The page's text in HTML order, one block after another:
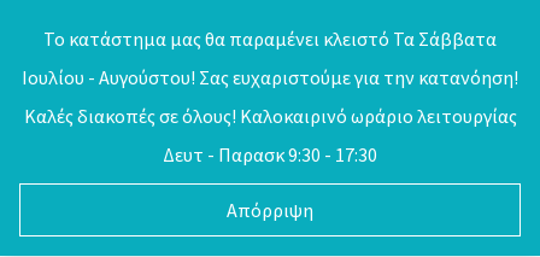
Το κατάστημα μας θα παραμένει κλειστό Τα Σάββατα
Ιουλίου - Αυγούστου! Σας ευχαριστούμε για την κατανόηση!
Καλές διακοπές σε όλους! Καλοκαιρινό ωράριο λειτουργίας
Δευτ - Παρασκ 9:30 - 17:30
Απόρριψη
0